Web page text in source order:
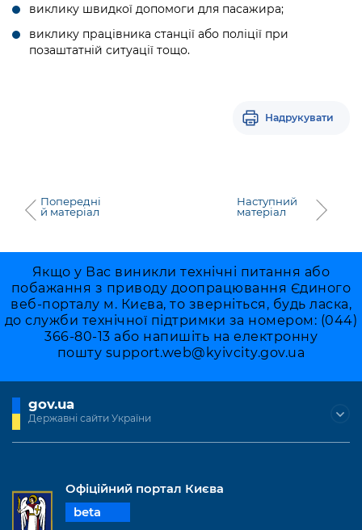
виклику швидкої допомоги для пасажира;
виклику працівника станції або поліції при
позаштатній ситуації тощо.
Надрукувати
Попередні
й матеріал
Наступний
матеріал
Якщо у Вас виникли технічні питання або
побажання з приводу доопрацювання Єдиного
веб-порталу м. Києва, то зверніться, будь ласка,
до служби технічної підтримки за номером: (044)
366-80-13 або напишіть на електронну
пошту support.web@kyivcity.gov.ua
gov.ua
Державні сайти України
Офіційний портал Києва
beta